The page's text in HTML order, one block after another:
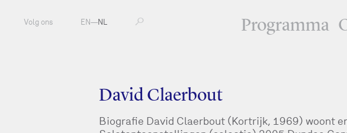
Programma
Volg ons EN—NL
David Claerbout
Biografie David Claerbout (Kortrijk, 1969) woont